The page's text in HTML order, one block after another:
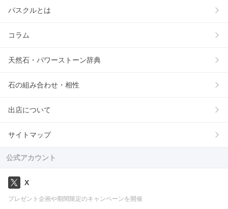
パスクルとは
コラム
天然石・パワーストーン辞典
石の組み合わせ・相性
出店について
サイトマップ
公式アカウント
X
プレゼント企画や期間限定のキャンペーンを開催